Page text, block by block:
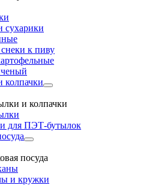
сухарики
к пиву
колпачки
и колпачки
для ПЭТ-бутылок
посуда
и кружки